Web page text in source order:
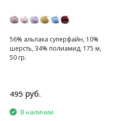
56% альпака суперфайн, 10%
шерсть, 34% полиамид, 175 м,
50 гр.
495 руб.
В наличии